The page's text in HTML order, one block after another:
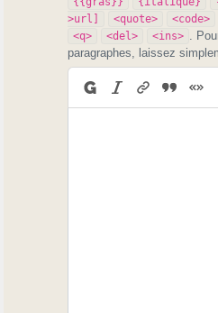
>url]
<quote> <code>
<q> <del> <ins>
.
paragraphes, laissez